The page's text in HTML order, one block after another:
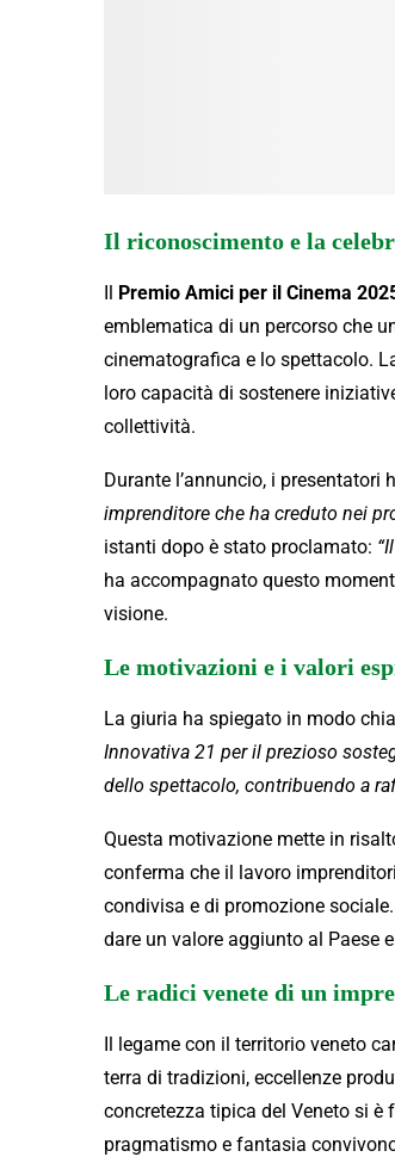
Il riconoscimento e la
Il Premio Amici per il Cinema
emblematica di un percorso che
cinematografica e lo spettacolo.
loro capacità di sostenere
collettività.
Durante l’annuncio, i
imprenditore che ha creduto nei
istanti dopo è stato proclamato:
ha accompagnato questo
visione.
Le motivazioni e i valori
La giuria ha spiegato in modo
Innovativa 21 per il prezioso
dello spettacolo, contribuendo a
Questa motivazione mette in
conferma che il lavoro
condivisa e di promozione
dare un valore aggiunto al Paese
Le radici venete di un
Il legame con il territorio veneto
terra di tradizioni, eccellenze
concretezza tipica del Veneto si
pragmatismo e fantasia